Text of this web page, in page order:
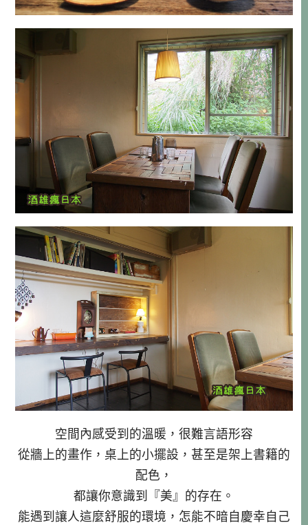
空間內感受到的溫暖，很難言語形容
從牆上的畫作，桌上的小擺設，甚至是架上書籍的
配色，
都讓你意識到『美』的存在。
能遇到讓人這麼舒服的環境，怎能不暗自慶幸自己